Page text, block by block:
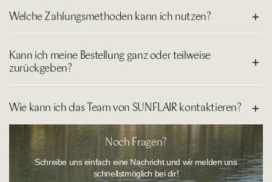
Noch Fragen?
Schreibe uns einfach eine Nachricht und wir melden uns
schnellstmöglich bei dir!
Werktage. Du erhältst eine Trackingnummer, sobald deine Bestellung
unterwegs ist.
Welche Zahlungsmethoden kann ich nutzen?
Du kannst bei uns sicher und bequem mit allen gängigen
Bezahlmethoden, wie Kreditkarte, PayPal, Klarna Rechnung oder
Apple Pay bezahlen.
Kann ich meine Bestellung ganz oder teilweise
zurückgeben?
Natürlich kannst du deine Bestellung ganz entspannt probieren und
zurückschicken. In unserem Onlineshop besteht ein14-tägiges
Rückgaberecht. Die Widerrufsfrist beginnt an dem Tag, an dem du
die Ware erhalten hast.
Wie kann ich das Team von SUNFLAIR kontaktieren?
Sie erreichen unseren Kundenservicewie folgt:
Telefonisch:+49 (0)921 884-0
Montag - Donnerstag: 08:00 - 16:00 Uhr